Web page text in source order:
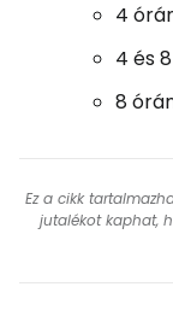
4
4 és
8
Ez a cikk
jutalékot kaphat,